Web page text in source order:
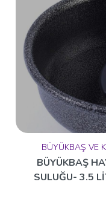
BÜYÜKBAŞ VE
BÜYÜKBAŞ
SULUĞU- 3.5